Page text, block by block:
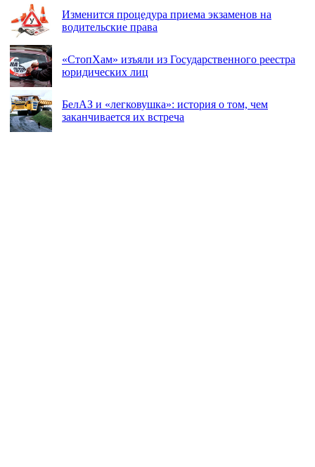
Изменится процедура приема экзаменов на
водительские права
«СтопХам» изъяли из Государственного реестра
юридических лиц
БелАЗ и «легковушка»: история о том, чем
заканчивается их встреча